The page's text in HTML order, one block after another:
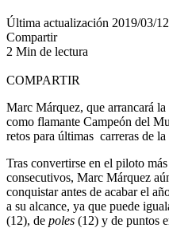
Última actualización 2019/03/
Compartir
2 Min de lectura
COMPARTIR
Marc Márquez, que arrancará
como flamante Campeón del
retos para últimas carreras de la
Tras convertirse en el piloto
consecutivos, Marc Márquez
conquistar antes de acabar el
a su alcance, ya que puede
(12), de poles (12) y de puntos